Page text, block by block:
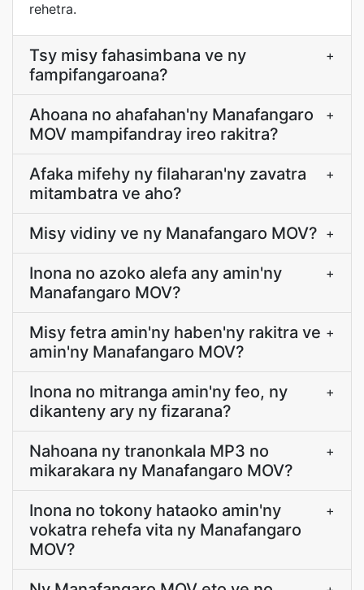
rehetra.
Tsy misy fahasimbana ve ny
fampifangaroana?
+
Ahoana no ahafahan'ny Manafangaro
MOV mampifandray ireo rakitra?
+
Afaka mifehy ny filaharan'ny zavatra
mitambatra ve aho?
+
Misy vidiny ve ny Manafangaro MOV? +
Inona no azoko alefa any amin'ny
Manafangaro MOV?
+
Misy fetra amin'ny haben'ny rakitra ve
amin'ny Manafangaro MOV?
+
Inona no mitranga amin'ny feo, ny
dikanteny ary ny fizarana?
+
Nahoana ny tranonkala MP3 no
mikarakara ny Manafangaro MOV?
+
Inona no tokony hataoko amin'ny
vokatra rehefa vita ny Manafangaro
MOV?
+